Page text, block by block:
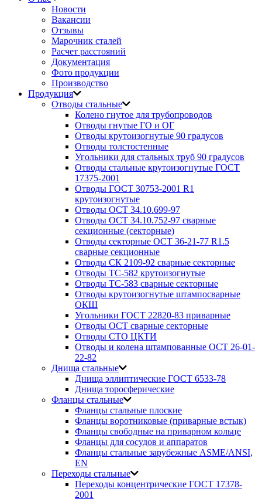
Новости
Вакансии
Отзывы
Марочник сталей
Расчет расстояний
Документация
Фото продукции
Производство
Продукция
Отводы стальные
Колено гнутое для трубопроводов
Отводы гнутые ГО и ОГ
Отводы крутоизогнутые 90 градусов
Отводы толстостенные
Угольники для стальных труб 90 градусов
Отводы стальные крутоизогнутые ГОСТ
17375-2001
Отводы ГОСТ 30753-2001 R1
крутоизогнутые
Отводы ОСТ 34.10.699-97
Отводы ОСТ 34.10.752-97 сварные
секционные (секторные)
Отводы секторные ОСТ 36-21-77 R1.5
сварные секционные
Отводы СК 2109-92 сварные секторные
Отводы ТС-582 крутоизогнутые
Отводы ТС-583 сварные секторные
Отводы крутоизогнутые штампосварные
ОКШ
Угольники ГОСТ 22820-83 приварные
Отводы ОСТ сварные секторные
Отводы СТО ЦКТИ
Отводы и колена штампованные ОСТ 26-01-
22-82
Днища стальные
Днища эллиптические ГОСТ 6533-78
Днища торосферические
Фланцы стальные
Фланцы стальные плоские
Фланцы воротниковые (приварные встык)
Фланцы свободные на приварном кольце
Фланцы для сосудов и аппаратов
Фланцы стальные зарубежные ASME/ANSI,
EN
Переходы стальные
Переходы концентрические ГОСТ 17378-
2001